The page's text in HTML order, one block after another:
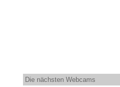
Die nächsten Webcams